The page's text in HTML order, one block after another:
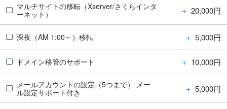
マルチサイトの移転（Xserver/さくらインタ
ーネット）
＋ 20,000円
深夜（AM 1:00～）移転 ＋ 5,000円
ドメイン移管のサポート ＋ 10,000円
メールアカウントの設定（5つまで） メー
ル設定サポート付き
＋ 5,000円